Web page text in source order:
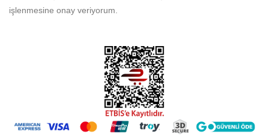
işlenmesine onay veriyorum.